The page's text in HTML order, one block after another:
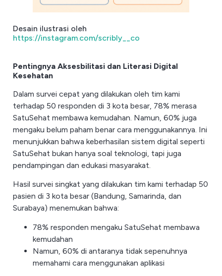
Desain ilustrasi oleh
https://instagram.com/scribly__co
Pentingnya Aksesbilitasi dan Literasi Digital
Kesehatan
Dalam survei cepat yang dilakukan oleh tim kami
terhadap 50 responden di 3 kota besar, 78% merasa
SatuSehat membawa kemudahan. Namun, 60% juga
mengaku belum paham benar cara menggunakannya. Ini
menunjukkan bahwa keberhasilan sistem digital seperti
SatuSehat bukan hanya soal teknologi, tapi juga
pendampingan dan edukasi masyarakat.
Hasil survei singkat yang dilakukan tim kami terhadap 50
pasien di 3 kota besar (Bandung, Samarinda, dan
Surabaya) menemukan bahwa:
78% responden mengaku SatuSehat membawa
kemudahan
Namun, 60% di antaranya tidak sepenuhnya
memahami cara menggunakan aplikasi